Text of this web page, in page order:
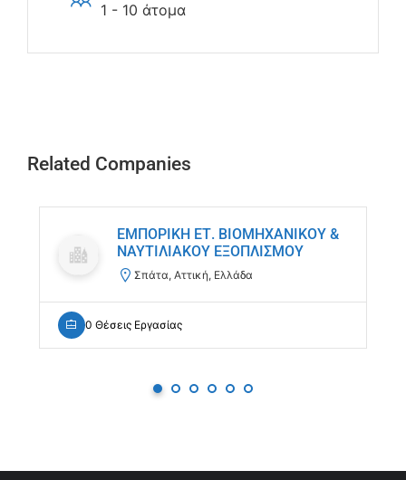
1 - 10 άτομα
Related Companies
ΕΜΠΟΡΙΚΗ ΕΤ. ΒΙΟΜΗΧΑΝΙΚΟΥ &
ΝΑΥΤΙΛΙΑΚΟΥ ΕΞΟΠΛΙΣΜΟΥ
Σπάτα, Αττική, Ελλάδα
0 Θέσεις Εργασίας